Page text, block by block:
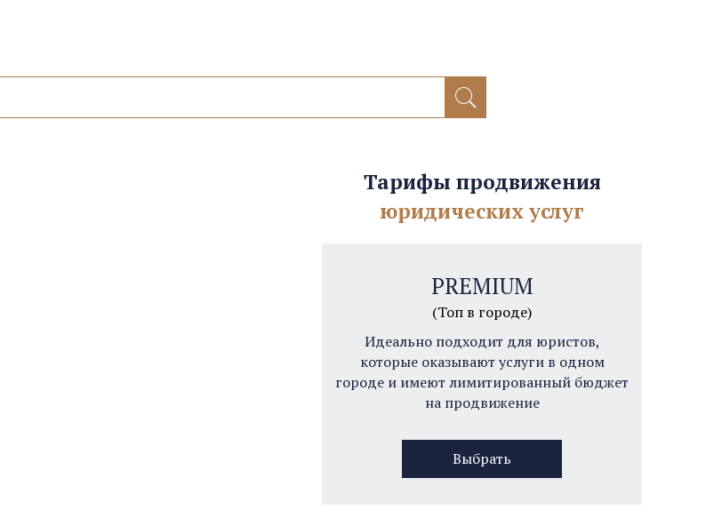
Тарифы продвижения
юридических услуг
PREMIUM
(Топ в городе)
Идеально подходит для юристов,
которые оказывают услуги в одном
городе и имеют лимитированный бюджет
на продвижение
Выбрать